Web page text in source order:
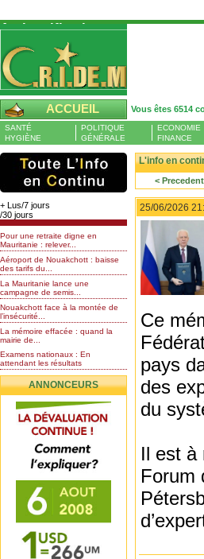
Authentification
Pour S'authentifier veuillez fournir votre
Pseudo et Mot de passer et cliquez sur
connecter
Pseudo
Mot de passe
ACCUEIL Vous êtes 6514
Liste des membres en ligne (0)
SANTÉ
HYGIÈNE
POLITIQUE
GÉNÉRALE
ECONOMIE
FINANCE
+ Lus/7 jours
/30 jours
Pour une retraite digne en
Mauritanie : relever...
Aéroport de Nouakchott : baisse
des tarifs du...
La Mauritanie lance une
campagne de semis...
Nouakchott face à la montée de
l’insécurité...
La mémoire effacée : quand la
mairie de...
Examens nationaux : En
attendant les résultats
Nomination de l’Honorable Diye
Ba au poste de...
Mauritanie : les résultats du
baccalauréat 2026...
Mauritanie : Les 10 premiers au
BEPC 2026
Un syndicat de l’enseignement
rejette la...
ANNONCEURS
L'info en
< Precedent
25/06/2026
Ce
pays
des
du
Il est à
Forum